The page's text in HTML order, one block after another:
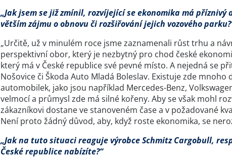
„Jak jsem se již zmínil, rozvíjející se ekonomika má
větším zájmu o obnovu či rozšiřování jejich vozového
„Určitě, už v minulém roce jsme zaznamenali růst trhu a
perspektivní obor, který je nezbytný pro chod české
který má v České republice své pevné místo. A nejedná se
Nošovice či Škoda Auto Mladá Boleslav. Existuje zde
automobilek, jako jsou například Mercedes-Benz,
velmocí a průmysl zde má silné kořeny. Aby se však mohl
zákazníkovi dostane ve stanoveném čase a v požadované
Není proto žádný důvod, aby, když roste ekonomika, se
„Jak na tuto situaci reaguje výrobce Schmitz Cargobull,
České republice nabízíte?“